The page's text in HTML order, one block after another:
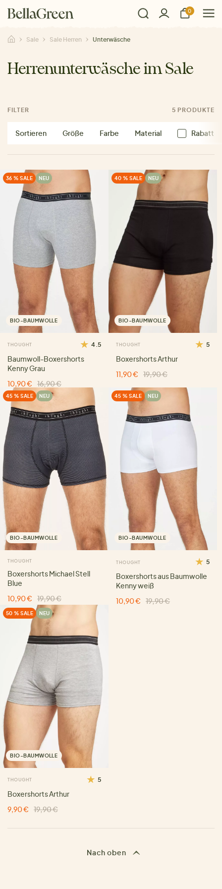
0
Sale Sale Herren Unterwäsche
Herrenunterwäsche im Sale
FILTER 5 PRODUKTE
Sortieren Größe Farbe Material Rabatt
36 % SALE NEU
BIO-BAUMWOLLE
THOUGHT 4.5
Baumwoll-Boxershorts
Kenny Grau
10,90 €
16,90 €
40 % SALE NEU
BIO-BAUMWOLLE
THOUGHT 5
Boxershorts Arthur
11,90 €
19,90 €
45 % SALE NEU
BIO-BAUMWOLLE
THOUGHT
Boxershorts Michael Stell
Blue
10,90 €
19,90 €
45 % SALE NEU
BIO-BAUMWOLLE
THOUGHT 5
Boxershorts aus Baumwolle
Kenny weiß
10,90 €
19,90 €
50 % SALE NEU
BIO-BAUMWOLLE
THOUGHT 5
Boxershorts Arthur
9,90 €
19,90 €
Nach oben